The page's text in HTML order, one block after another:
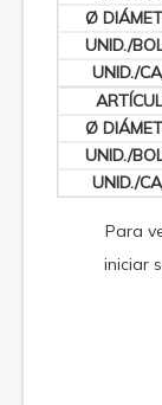
Para
iniciar